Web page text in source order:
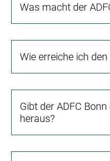
Was macht der
Wie erreiche ich den
Gibt der ADFC
heraus?